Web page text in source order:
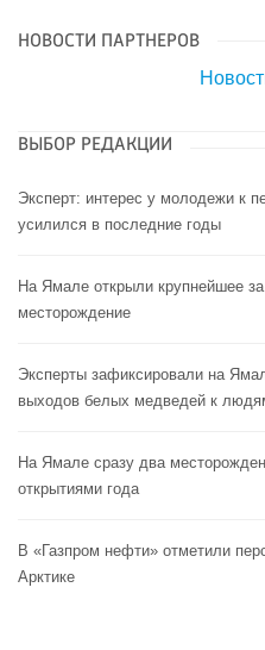
НОВОСТИ ПАРТНЕРОВ
ВЫБОР РЕДАКЦИИ
Эксперт: интерес у молодежи к
усилился в последние годы
На Ямале открыли крупнейшее
месторождение
Эксперты зафиксировали на
выходов белых медведей к
На Ямале сразу два
открытиями года
В «Газпром нефти» отметили
Арктике